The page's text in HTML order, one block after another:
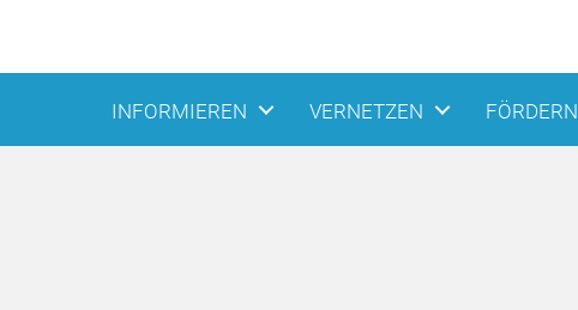
INFORMIEREN VERNETZEN FÖRDERN